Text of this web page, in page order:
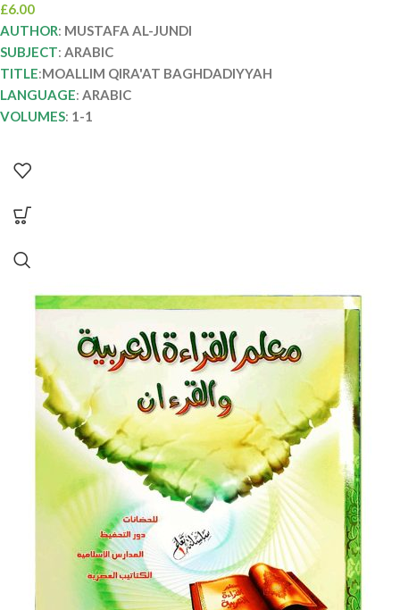
£6.00
AUTHOR: MUSTAFA AL-JUNDI
SUBJECT: ARABIC
TITLE:MOALLIM QIRA'AT BAGHDADIYYAH
LANGUAGE: ARABIC
VOLUMES: 1-1